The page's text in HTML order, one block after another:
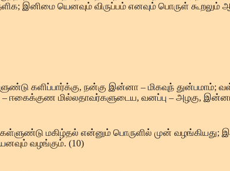
இனிமை யெனவும் விருப்பம் எனவும் பொருள் கூறலும்
களிப்பார்க்கு, நன்கு இன்னா – மிகவுந் துன்பமாம்;
– ஈகைக்குண மில்லதாவர்களுடைய, வனப்பு – அழகு,
மகிழ்தல் என்னும் பொருளில் முன் வழங்கியது;
வழங்கும். (10)